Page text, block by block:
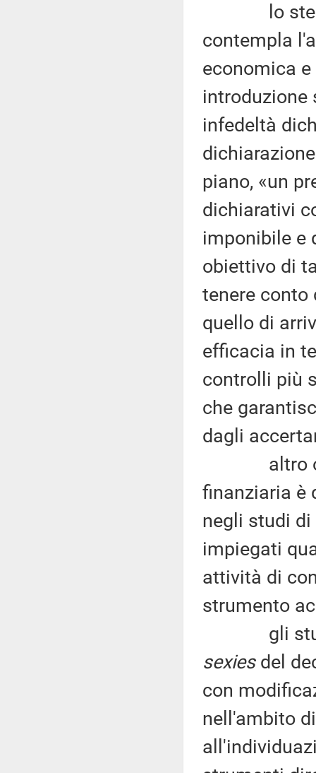
lo stesso
contempla
economica
introduzione
infedeltà
piano, «un
dichiarativi
imponibile e
obiettivo di
tenere conto
quello di
efficacia in
controlli più
che
dagli
altro
finanziaria è
negli studi
impiegati
attività di
strumento
gli studi
sexiesdel
con
nell'ambito